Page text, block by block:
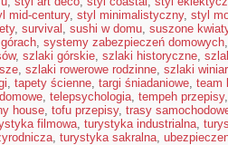
mid-century, styl minimalistyczny, styl
, survival , sushi w domu, suszone
, systemy zabezpieczeń domowych
, szlaki górskie, szlaki historyczne,
, szlaki rowerowe rodzinne, szlaki
, tapety ścienne, targi śniadaniowe, team
, telepsychologia, tempeh przepisy
house, tofu przepisy, trasy
filmowa, turystyka industrialna,
, turystyka sakralna,